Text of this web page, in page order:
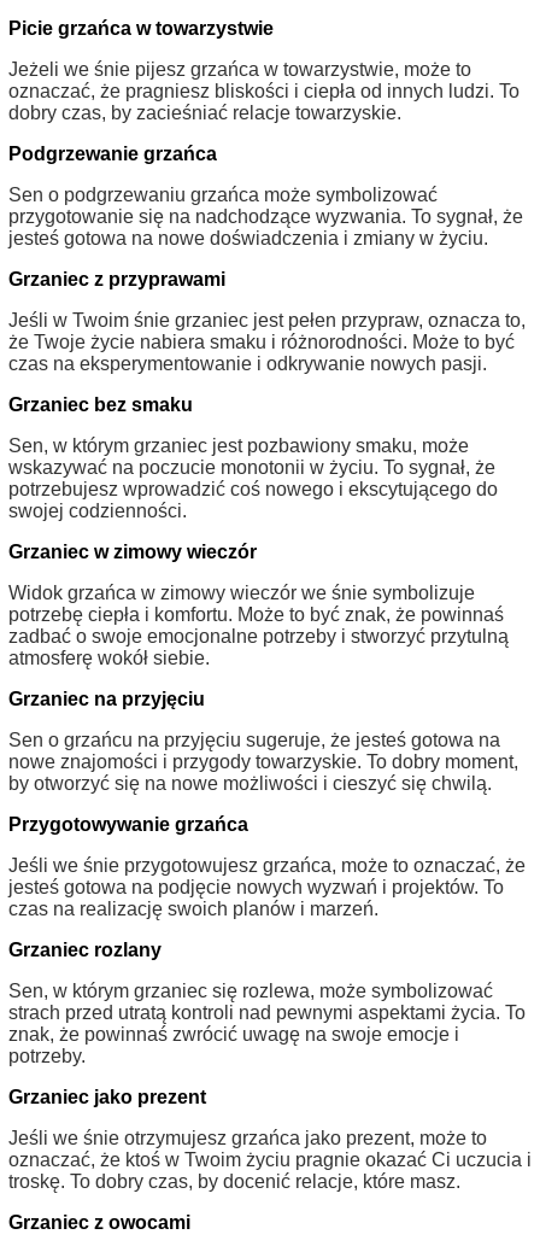
Picie grzańca w towarzystwie
Jeżeli we śnie pijesz grzańca w towarzystwie, może to
oznaczać, że pragniesz bliskości i ciepła od innych ludzi. To
dobry czas, by zacieśniać relacje towarzyskie.
Podgrzewanie grzańca
Sen o podgrzewaniu grzańca może symbolizować
przygotowanie się na nadchodzące wyzwania. To sygnał, że
jesteś gotowa na nowe doświadczenia i zmiany w życiu.
Grzaniec z przyprawami
Jeśli w Twoim śnie grzaniec jest pełen przypraw, oznacza to,
że Twoje życie nabiera smaku i różnorodności. Może to być
czas na eksperymentowanie i odkrywanie nowych pasji.
Grzaniec bez smaku
Sen, w którym grzaniec jest pozbawiony smaku, może
wskazywać na poczucie monotonii w życiu. To sygnał, że
potrzebujesz wprowadzić coś nowego i ekscytującego do
swojej codzienności.
Grzaniec w zimowy wieczór
Widok grzańca w zimowy wieczór we śnie symbolizuje
potrzebę ciepła i komfortu. Może to być znak, że powinnaś
zadbać o swoje emocjonalne potrzeby i stworzyć przytulną
atmosferę wokół siebie.
Grzaniec na przyjęciu
Sen o grzańcu na przyjęciu sugeruje, że jesteś gotowa na
nowe znajomości i przygody towarzyskie. To dobry moment,
by otworzyć się na nowe możliwości i cieszyć się chwilą.
Przygotowywanie grzańca
Jeśli we śnie przygotowujesz grzańca, może to oznaczać, że
jesteś gotowa na podjęcie nowych wyzwań i projektów. To
czas na realizację swoich planów i marzeń.
Grzaniec rozlany
Sen, w którym grzaniec się rozlewa, może symbolizować
strach przed utratą kontroli nad pewnymi aspektami życia. To
znak, że powinnaś zwrócić uwagę na swoje emocje i
potrzeby.
Grzaniec jako prezent
Jeśli we śnie otrzymujesz grzańca jako prezent, może to
oznaczać, że ktoś w Twoim życiu pragnie okazać Ci uczucia i
troskę. To dobry czas, by docenić relacje, które masz.
Grzaniec z owocami